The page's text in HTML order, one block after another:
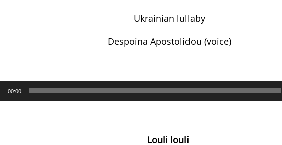
Ukrainian lullaby
Despoina Apostolidou (voice)
Lecteur
audio
00:00
Louli louli